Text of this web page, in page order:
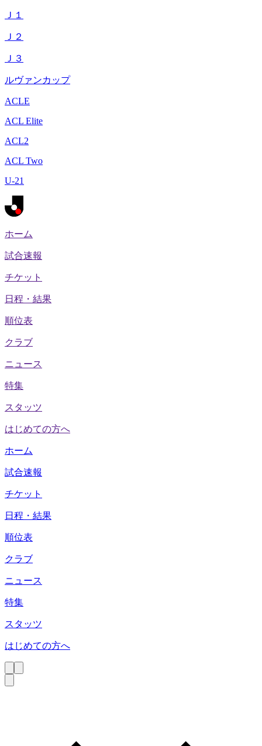
Ｊ１
Ｊ２
Ｊ３
ルヴァンカップ
ACLE
ACL Elite
ACL2
ACL Two
U-21
ホーム
試合速報
チケット
日程・結果
順位表
クラブ
ニュース
特集
スタッツ
はじめての方へ
ホーム
試合速報
チケット
日程・結果
順位表
クラブ
ニュース
特集
スタッツ
はじめての方へ